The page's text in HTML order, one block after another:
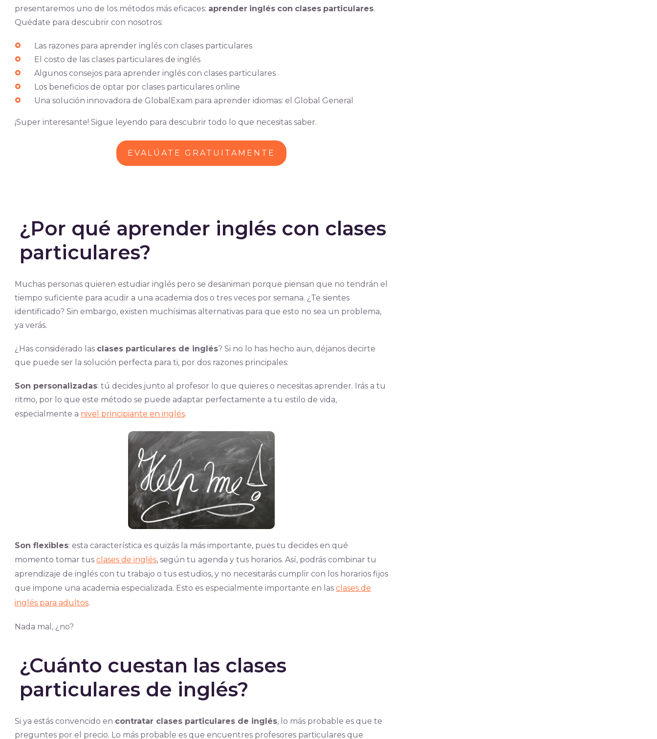
presentaremos uno de los métodos más eficaces: aprender inglés con clases particulares.
Quédate para descubrir con nosotros:
Las razones para aprender inglés con clases particulares
El costo de las clases particulares de inglés
Algunos consejos para aprender inglés con clases particulares
Los beneficios de optar por clases particulares online
Una solución innovadora de GlobalExam para aprender idiomas: el Global General
¡Super interesante! Sigue leyendo para descubrir todo lo que necesitas saber.
EVALÚATE GRATUITAMENTE
¿Por qué aprender inglés con clases
particulares?
Muchas personas quieren estudiar inglés pero se desaniman porque piensan que no tendrán el
tiempo suficiente para acudir a una academia dos o tres veces por semana. ¿Te sientes
identificado? Sin embargo, existen muchísimas alternativas para que esto no sea un problema,
ya verás.
¿Has considerado las clases particulares de inglés? Si no lo has hecho aun, déjanos decirte
que puede ser la solución perfecta para ti, por dos razones principales:
Son personalizadas: tú decides junto al profesor lo que quieres o necesitas aprender. Irás a tu
ritmo, por lo que este método se puede adaptar perfectamente a tu estilo de vida,
especialmente a nivel principiante en inglés.
Son flexibles: esta característica es quizás la más importante, pues tu decides en qué
momento tomar tus clases de inglés, según tu agenda y tus horarios. Así, podrás combinar tu
aprendizaje de inglés con tu trabajo o tus estudios, y no necesitarás cumplir con los horarios fijos
que impone una academia especializada. Esto es especialmente importante en las clases de
inglés para adultos.
Nada mal, ¿no?
¿Cuánto cuestan las clases
particulares de inglés?
Si ya estás convencido en contratar clases particulares de inglés, lo más probable es que te
preguntes por el precio. Lo más probable es que encuentres profesores particulares que